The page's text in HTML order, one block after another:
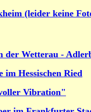
(leider keine
Wetterau -
im Hessischen Ried
Vibration"